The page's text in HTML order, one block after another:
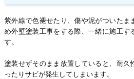
紫外線で色褪せたり、傷や泥がついたま
め外壁塗装工事をする際、一緒に施工す
す。
塗装せずそのまま放置していると、耐久
ったりサビが発生してしまいます。